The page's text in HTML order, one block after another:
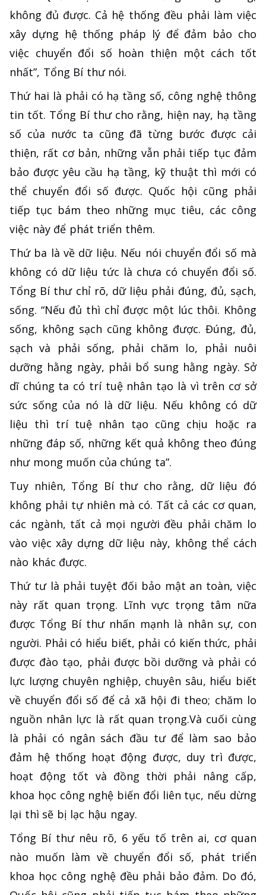
không đủ được. Cả hệ thống đều phải làm việc
xây dựng hệ thống pháp lý để đảm bảo cho
việc chuyển đổi số hoàn thiện một cách tốt
nhất”, Tổng Bí thư nói.
Thứ hai là phải có hạ tầng số, công nghệ thông
tin tốt. Tổng Bí thư cho rằng, hiện nay, hạ tầng
số của nước ta cũng đã từng bước được cải
thiện, rất cơ bản, những vẫn phải tiếp tục đảm
bảo được yêu cầu hạ tầng, kỹ thuật thì mới có
thể chuyển đổi số được. Quốc hội cũng phải
tiếp tục bám theo những mục tiêu, các công
việc này để phát triển thêm.
Thứ ba là về dữ liệu. Nếu nói chuyển đổi số mà
không có dữ liệu tức là chưa có chuyển đổi số.
Tổng Bí thư chỉ rõ, dữ liệu phải đúng, đủ, sạch,
sống. “Nếu đủ thì chỉ được một lúc thôi. Không
sống, không sạch cũng không được. Đúng, đủ,
sạch và phải sống, phải chăm lo, phải nuôi
dưỡng hằng ngày, phải bổ sung hằng ngày. Sở
dĩ chúng ta có trí tuệ nhân tạo là vì trên cơ sở
sức sống của nó là dữ liệu. Nếu không có dữ
liệu thì trí tuệ nhân tạo cũng chịu hoặc ra
những đáp số, những kết quả không theo đúng
như mong muốn của chúng ta”.
Tuy nhiên, Tổng Bí thư cho rằng, dữ liệu đó
không phải tự nhiên mà có. Tất cả các cơ quan,
các ngành, tất cả mọi người đều phải chăm lo
vào việc xây dựng dữ liệu này, không thể cách
nào khác được.
Thứ tư là phải tuyệt đối bảo mật an toàn, việc
này rất quan trọng. Lĩnh vực trọng tâm nữa
được Tổng Bí thư nhấn mạnh là nhân sự, con
người. Phải có hiểu biết, phải có kiến thức, phải
được đào tạo, phải được bồi dưỡng và phải có
lực lượng chuyên nghiệp, chuyên sâu, hiểu biết
về chuyển đổi số để cả xã hội đi theo; chăm lo
nguồn nhân lực là rất quan trọng.Và cuối cùng
là phải có ngân sách đầu tư để làm sao bảo
đảm hệ thống hoạt động được, duy trì được,
hoạt động tốt và đồng thời phải nâng cấp,
khoa học công nghệ biến đổi liên tục, nếu dừng
lại thì sẽ bị lạc hậu ngay.
Tổng Bí thư nêu rõ, 6 yếu tố trên ai, cơ quan
nào muốn làm về chuyển đổi số, phát triển
khoa học công nghệ đều phải bảo đảm. Do đó,